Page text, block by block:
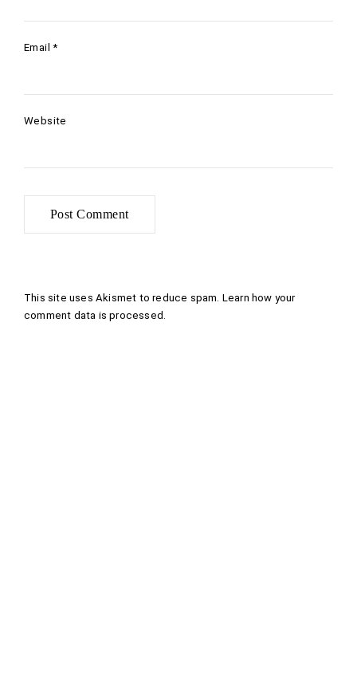
Email*
Website
This site uses Akismet to reduce spam. Learn how your
comment data is processed